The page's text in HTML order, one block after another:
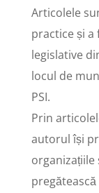
Articolele
practice și
legislative
locul de
PSI.
Prin
autorul își
organizațiile